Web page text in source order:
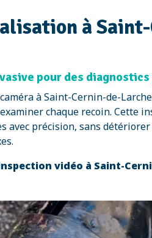
à
pour des
à Saint-Cernin-de-
chaque recoin.
précision, sans
vidéo à Saint-